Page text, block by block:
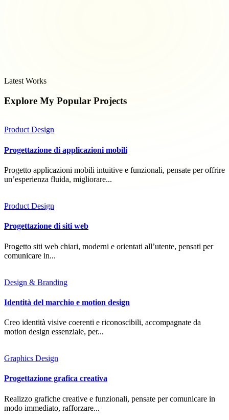
Latest Works
Explore My Popular Projects
Product Design
Progettazione di applicazioni mobili
Progetto applicazioni mobili intuitive e funzionali, pensate per offrire
un’esperienza fluida, migliorare...
Product Design
Progettazione di siti web
Progetto siti web chiari, moderni e orientati all’utente, pensati per
comunicare in...
Design & Branding
Identità del marchio e motion design
Creo identità visive coerenti e riconoscibili, accompagnate da
motion design essenziale, per...
Graphics Design
Progettazione grafica creativa
Realizzo grafiche creative e funzionali, pensate per comunicare in
modo immediato, rafforzare...